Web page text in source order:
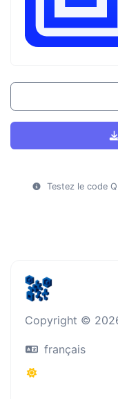
Testez le code
Copyright © 2026
français